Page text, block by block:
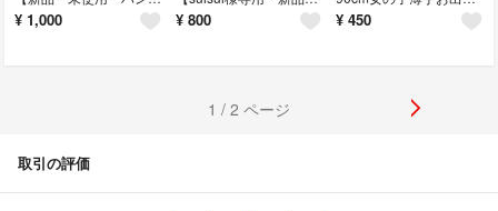
¥ 1,000 ¥ 800 ¥ 450
1 / 2 ページ
取引の評価